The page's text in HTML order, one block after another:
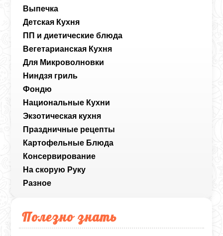
Выпечка
Детская Кухня
ПП и диетические блюда
Вегетарианская Кухня
Для Микроволновки
Ниндзя гриль
Фондю
Национальные Кухни
Экзотическая кухня
Праздничные рецепты
Картофельные Блюда
Консервирование
На скорую Руку
Разное
Полезно знать